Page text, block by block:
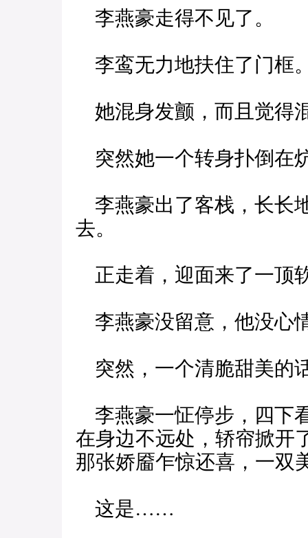
李燕豪走得不见了。
李鸾无力地扶住了门框
她混身发颤，而且觉得
突然她一个转身扑倒
李燕豪出了客栈，长长
去。
正走着，迎面来了一顶
李燕豪没留意，他没心
突然，一个清脆甜美的
李燕豪一怔停步，四下
在身边不远处，轿帘掀开
那张娇靥乍惊还喜，一双
这是……